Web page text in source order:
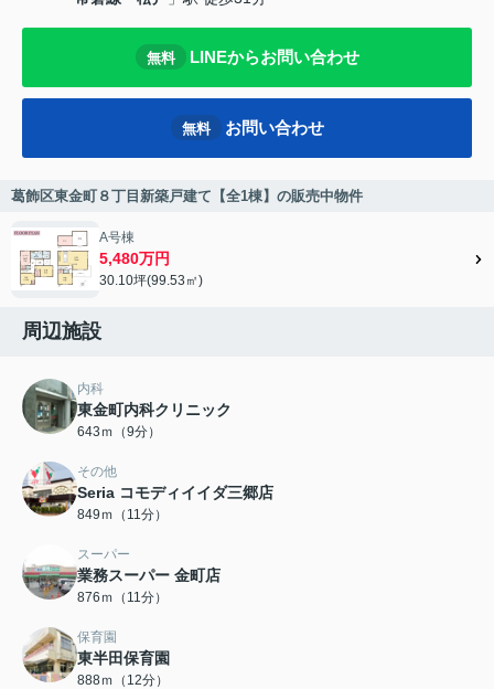
無料 LINEからお問い合わせ
無料 お問い合わせ
葛飾区東金町８丁目新築戸建て【全1棟】の販売中物件
A号棟
5,480万円
30.10坪(99.53㎡)
周辺施設
内科
東金町内科クリニック
643ｍ（9分）
その他
Seria コモディイイダ三郷店
849ｍ（11分）
スーパー
業務スーパー 金町店
876ｍ（11分）
保育園
東半田保育園
888ｍ（12分）